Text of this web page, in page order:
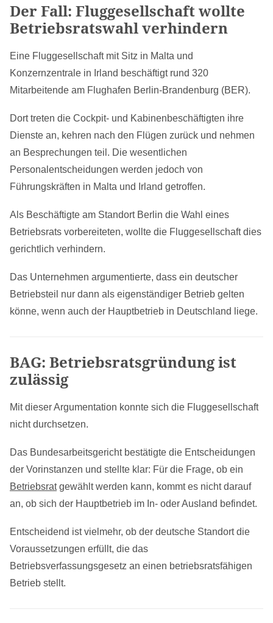
Der Fall: Fluggesellschaft wollte
Betriebsratswahl verhindern
Eine Fluggesellschaft mit Sitz in Malta und
Konzernzentrale in Irland beschäftigt rund 320
Mitarbeitende am Flughafen Berlin-Brandenburg (BER).
Dort treten die Cockpit- und Kabinenbeschäftigten ihre
Dienste an, kehren nach den Flügen zurück und nehmen
an Besprechungen teil. Die wesentlichen
Personalentscheidungen werden jedoch von
Führungskräften in Malta und Irland getroffen.
Als Beschäftigte am Standort Berlin die Wahl eines
Betriebsrats vorbereiteten, wollte die Fluggesellschaft dies
gerichtlich verhindern.
Das Unternehmen argumentierte, dass ein deutscher
Betriebsteil nur dann als eigenständiger Betrieb gelten
könne, wenn auch der Hauptbetrieb in Deutschland liege.
BAG: Betriebsratsgründung ist
zulässig
Mit dieser Argumentation konnte sich die Fluggesellschaft
nicht durchsetzen.
Das Bundesarbeitsgericht bestätigte die Entscheidungen
der Vorinstanzen und stellte klar: Für die Frage, ob ein
Betriebsratgewählt werden kann, kommt es nicht darauf
an, ob sich der Hauptbetrieb im In- oder Ausland befindet.
Entscheidend ist vielmehr, ob der deutsche Standort die
Voraussetzungen erfüllt, die das
Betriebsverfassungsgesetz an einen betriebsratsfähigen
Betrieb stellt.